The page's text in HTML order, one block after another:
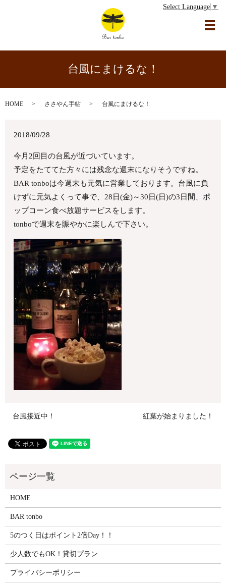
Select Language ▼
メ
台風にまけるな！
HOME ささやん手帖 台風にまけるな！
2018/09/28
今月2回目の台風が近づいています。
予定をたててた方々には残念な週末になりそうですね。
BAR tonboは今週末も元気に営業しております。台風に負
けずに元気よくって事で、28日(金)～30日(日)の3日間、ポ
ップコーン食べ放題サービスをします。
tonboで週末を賑やかに楽しんで下さい。
台風接近中！ 紅葉が始まりました！
HOME
BAR tonbo
5のつく日はポイント2倍Day！！
少人数でもOK！貸切プラン
プライバシーポリシー